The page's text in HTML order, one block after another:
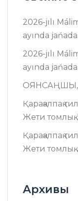
2026-jılı
ayında
2026-jılı
ayında
ОЯНСАҢШЫ,
Қарақалпақ
Жети
Қарақалпақ
Жети
Архивы